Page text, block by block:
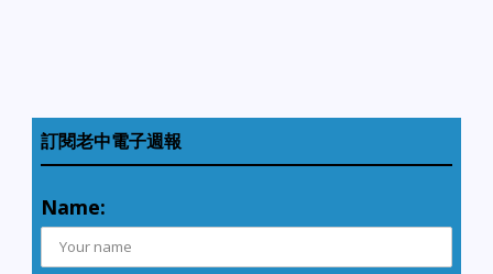
訂閱老中電子週報
Name: